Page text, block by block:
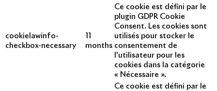
cookielawinfo-
checkbox-necessary
months
Ce cookie est défini par le
plugin GDPR Cookie
Consent. Les cookies sont
utilisés pour stocker le
consentement de
l'utilisateur pour les
cookies dans la catégorie
« Nécessaire ».
Ce cookie est défini par le